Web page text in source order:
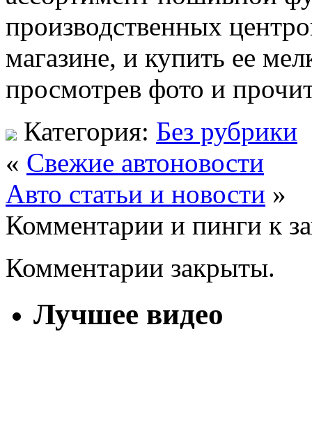
производственных
магазине, и купить ее
просмотрев фото и
Категория: Без рубрики
« Cвежие автоновости
Авто статьи и новости »
Комментарии и пинги к
Комментарии закрыты.
Лучшее видео